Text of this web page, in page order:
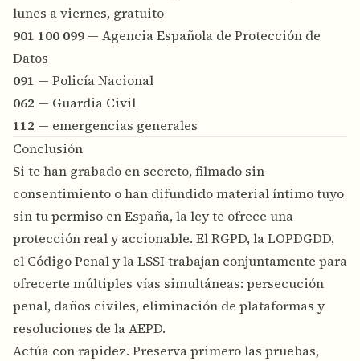
lunes a viernes, gratuito
901 100 099 — Agencia Española de Protección de
Datos
091 — Policía Nacional
062 — Guardia Civil
112 — emergencias generales
Conclusión
Si te han grabado en secreto, filmado sin
consentimiento o han difundido material íntimo tuyo
sin tu permiso en España, la ley te ofrece una
protección real y accionable. El RGPD, la LOPDGDD,
el Código Penal y la LSSI trabajan conjuntamente para
ofrecerte múltiples vías simultáneas: persecución
penal, daños civiles, eliminación de plataformas y
resoluciones de la AEPD.
Actúa con rapidez. Preserva primero las pruebas,